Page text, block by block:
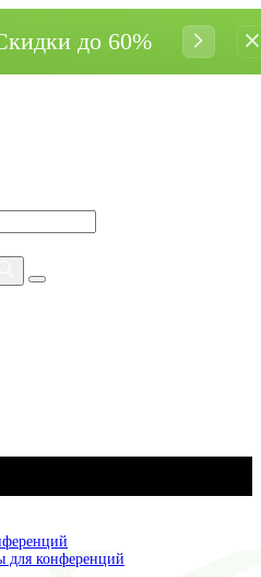
до 60%
для конференций